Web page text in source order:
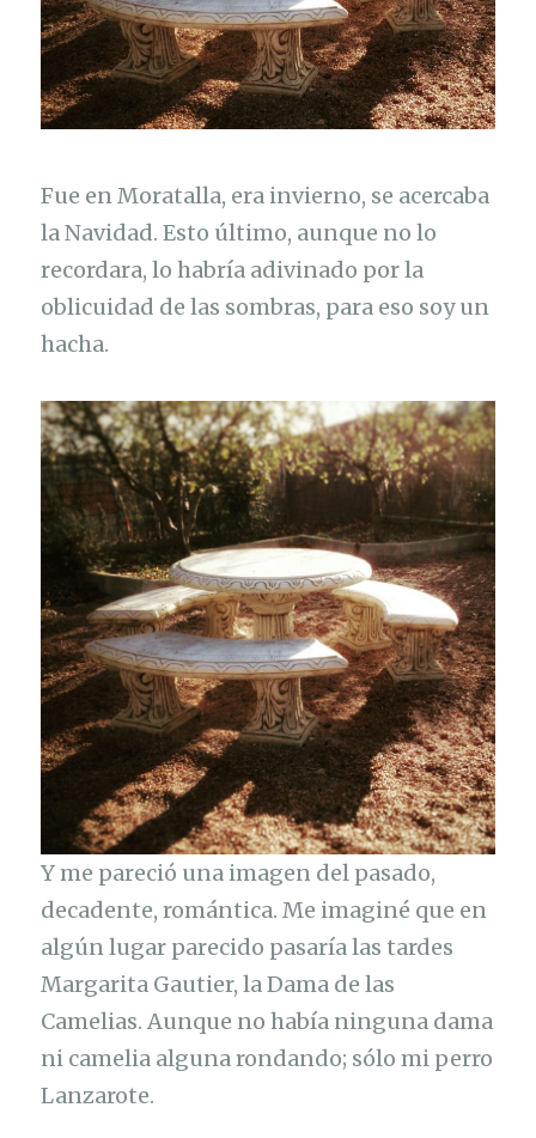
Fue en Moratalla, era invierno, se acercaba
la Navidad. Esto último, aunque no lo
recordara, lo habría adivinado por la
oblicuidad de las sombras, para eso soy un
hacha.
Y me pareció una imagen del pasado,
decadente, romántica. Me imaginé que en
algún lugar parecido pasaría las tardes
Margarita Gautier, la Dama de las
Camelias. Aunque no había ninguna dama
ni camelia alguna rondando; sólo mi perro
Lanzarote.